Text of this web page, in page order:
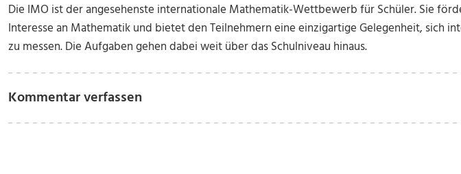
Die IMO ist der angesehenste internationale Mathematik-Wettbewerb für Schüler. Sie
Interesse an Mathematik und bietet den Teilnehmern eine einzigartige Gelegenheit, sich
zu messen. Die Aufgaben gehen dabei weit über das Schulniveau hinaus.
Kommentar verfassen